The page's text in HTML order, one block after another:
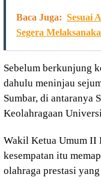
Baca Juga: Sesuai
Segera
Sebelum berkunjung
dahulu meninjau
Sumbar, di antaranya
Keolahragaan
Wakil Ketua Umum II
kesempatan itu
olahraga prestasi